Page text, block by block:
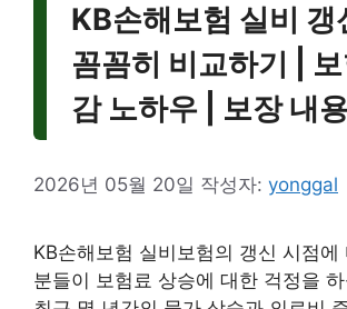
KB손해보험 실비 갱
꼼꼼히 비교하기 |
감 노하우 | 보장 내
2026년 05월 20일 작성자: yonggal
KB손해보험 실비보험의 갱신 시점에
분들이 보험료 상승에 대한 걱정을